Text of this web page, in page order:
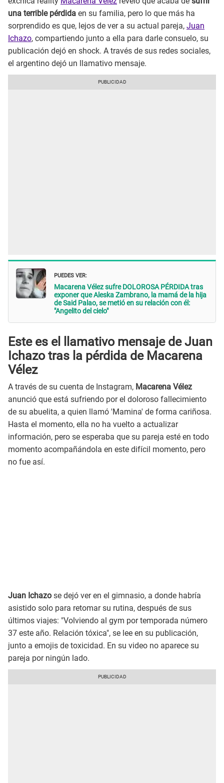
una terrible pérdida en su familia, pero lo que más ha
sorprendido es que, lejos de ver a su actual pareja, Juan
Ichazo, compartiendo junto a ella para darle consuelo, su
publicación dejó en shock. A través de sus redes sociales,
el argentino dejó un llamativo mensaje.
PUEDES VER:
Macarena Vélez sufre DOLOROSA PÉRDIDA tras
exponer que Aleska Zambrano, la mamá de la hija
de Said Palao, se metió en su relación con él:
"Angelito del cielo"
Este es el llamativo mensaje de Juan
Ichazo tras la pérdida de Macarena
Vélez
A través de su cuenta de Instagram, Macarena Vélez
anunció que está sufriendo por el doloroso fallecimiento
de su abuelita, a quien llamó 'Mamina' de forma cariñosa.
Hasta el momento, ella no ha vuelto a actualizar
información, pero se esperaba que su pareja esté en todo
momento acompañándola en este difícil momento, pero
no fue así.
Juan Ichazo se dejó ver en el gimnasio, a donde habría
asistido solo para retomar su rutina, después de sus
últimos viajes: "Volviendo al gym por temporada número
37 este año. Relación tóxica", se lee en su publicación,
junto a emojis de toxicidad. En su video no aparece su
pareja por ningún lado.